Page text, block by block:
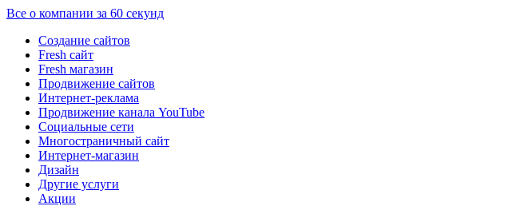
Все о компании за 60 секунд
Создание сайтов
Fresh сайт
Fresh магазин
Продвижение сайтов
Интернет-реклама
Продвижение канала YouTube
Социальные сети
Многостраничный сайт
Интернет-магазин
Дизайн
Другие услуги
Акции